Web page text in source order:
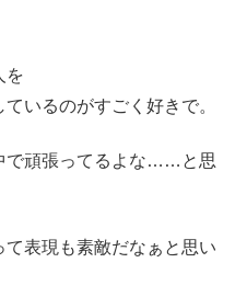
を
いるのがすごく好きで。
で頑張ってるよな……と思
て表現も素敵だなぁと思い